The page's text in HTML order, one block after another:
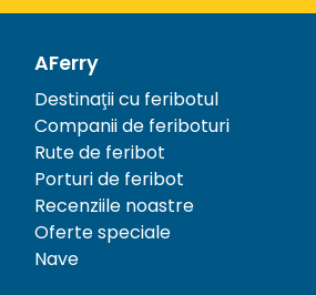
AFerry
Destinații cu feribotul
Companii de feriboturi
Rute de feribot
Porturi de feribot
Recenziile noastre
Oferte speciale
Nave